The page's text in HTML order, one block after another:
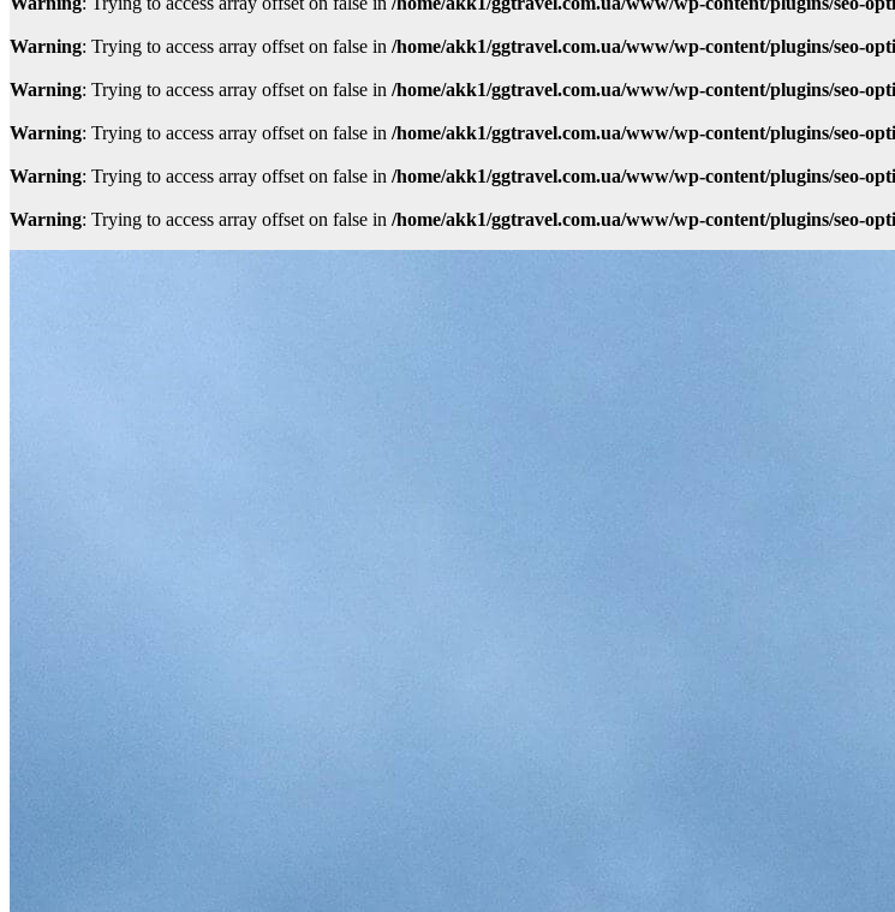
Warning: Trying to access array offset on false in /home/akk1/ggtravel.com.ua/www/wp-content/plugins/seo-
Warning: Trying to access array offset on false in /home/akk1/ggtravel.com.ua/www/wp-content/plugins/seo-
Warning: Trying to access array offset on false in /home/akk1/ggtravel.com.ua/www/wp-content/plugins/seo-
Warning: Trying to access array offset on false in /home/akk1/ggtravel.com.ua/www/wp-content/plugins/seo-
Warning: Trying to access array offset on false in /home/akk1/ggtravel.com.ua/www/wp-content/plugins/seo-